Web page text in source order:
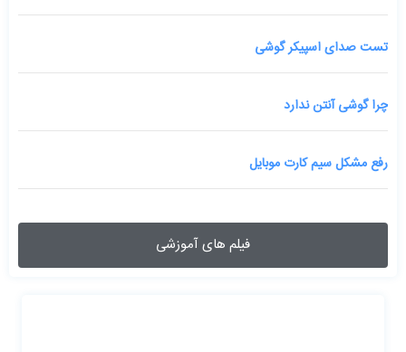
تست صدای اسپیکر گوشی
چرا گوشی آنتن ندارد
رفع مشکل سیم کارت موبایل
فیلم های آموزشی